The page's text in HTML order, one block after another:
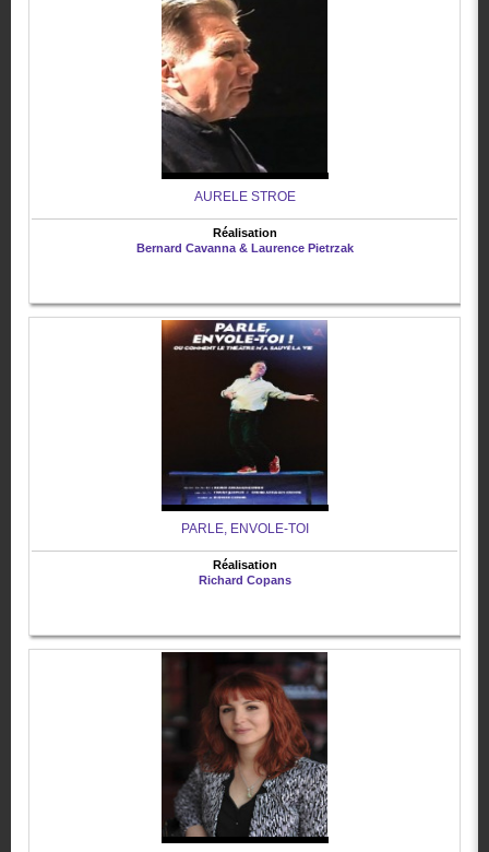
AURELE STROE
Réalisation
Bernard Cavanna & Laurence Pietrzak
PARLE, ENVOLE-TOI
Réalisation
Richard Copans